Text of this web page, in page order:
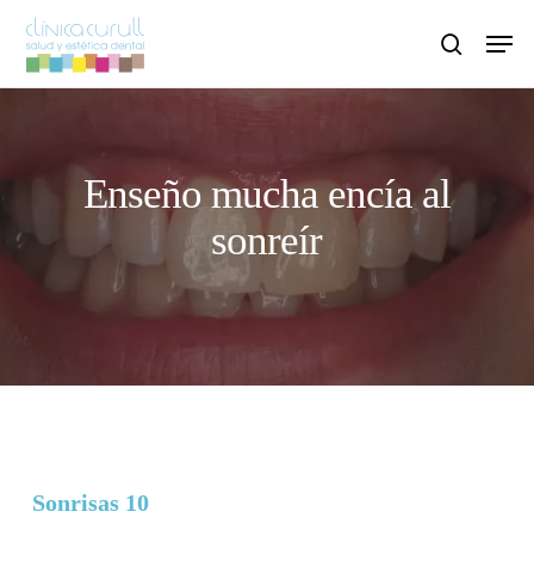
search
Menu
Enseño mucha encía al
sonreír
Sonrisas 10